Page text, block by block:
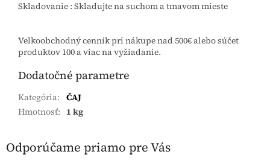
Skladovanie : Skladujte na suchom a tmavom mieste
Velkoobchodný cenník pri nákupe nad 500€ alebo súčet
produktov 100 a viac na vyžiadanie.
Dodatočné parametre
Kategória: ČAJ
Hmotnosť: 1 kg
Odporúčame priamo pre Vás